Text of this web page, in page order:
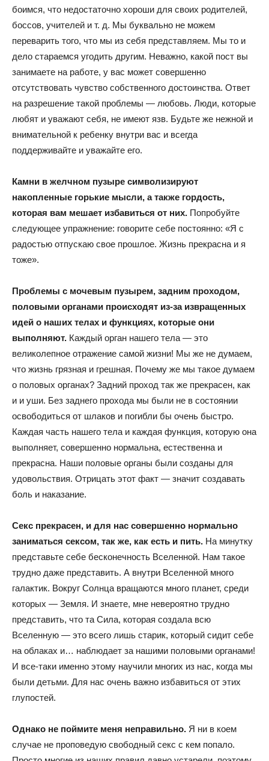
боимся, что недостаточно хороши для своих родителей,
боссов, учителей и т. д. Мы буквально не можем
переварить того, что мы из себя представляем. Мы то и
дело стараемся угодить другим. Неважно, какой пост вы
занимаете на работе, у вас может совершенно
отсутствовать чувство собственного достоинства. Ответ
на разрешение такой проблемы — любовь. Люди, которые
любят и уважают себя, не имеют язв. Будьте же нежной и
внимательной к ребенку внутри вас и всегда
поддерживайте и уважайте его.
Камни в желчном пузыре символизируют
накопленные горькие мысли, а также гордость,
которая вам мешает избавиться от них. Попробуйте
следующее упражнение: говорите себе постоянно: «Я с
радостью отпускаю свое прошлое. Жизнь прекрасна и я
тоже».
Проблемы с мочевым пузырем, задним проходом,
половыми органами происходят из-за извращенных
идей о наших телах и функциях, которые они
выполняют. Каждый орган нашего тела — это
великолепное отражение самой жизни! Мы же не думаем,
что жизнь грязная и грешная. Почему же мы такое думаем
о половых органах? Задний проход так же прекрасен, как
и и уши. Без заднего прохода мы были не в состоянии
освободиться от шлаков и погибли бы очень быстро.
Каждая часть нашего тела и каждая функция, которую она
выполняет, совершенно нормальна, естественна и
прекрасна. Наши половые органы были созданы для
удовольствия. Отрицать этот факт — значит создавать
боль и наказание.
Секс прекрасен, и для нас совершенно нормально
заниматься сексом, так же, как есть и пить. На минутку
представьте себе бесконечность Вселенной. Нам такое
трудно даже представить. А внутри Вселенной много
галактик. Вокруг Солнца вращаются много планет, среди
которых — Земля. И знаете, мне невероятно трудно
представить, что та Сила, которая создала всю
Вселенную — это всего лишь старик, который сидит себе
на облаках и… наблюдает за нашими половыми органами!
И все-таки именно этому научили многих из нас, когда мы
были детьми. Для нас очень важно избавиться от этих
глупостей.
Однако не поймите меня неправильно. Я ни в коем
случае не проповедую свободный секс с кем попало.